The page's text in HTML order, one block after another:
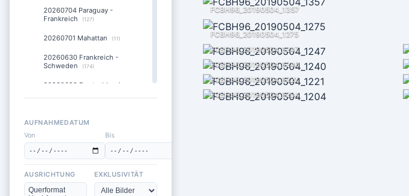
20260704 Paraguay -
Frankreich
(127)
20260701 Mahattan (11)
20260630 Frankreich -
Schweden
(174)
20260629 Deutschland -
(211)
20260626 Norwegen -
Frankreich
(168)
Deutschland
(280)
AUFNAHMEDATUM
Von
Bis
AUSRICHTUNG EXKLUSIVITÄT
FCBH96_20190504_1357
FCBH96_20190504_1275
FCBH96_20190504_1247
FCBH96_20190504_1240
FCBH96_20190504_1221
FCBH96_20190504_1204